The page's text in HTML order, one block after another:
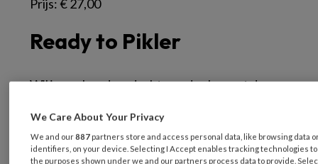
Prijs:€ 27,00
Ready to Pikler
Wil je snel en doordacht aan de slag met de
Jutter&Co heeft hiervoor Ready to Play-
pakketten samengesteld. De materialen doen
We Care About Your Privacy
We and our887 partners store and access personal data, like browsing data
identifiers, on your device. Selecting I Accept enables tracking technologies
the purposes shown under we and our partners process data to provide.